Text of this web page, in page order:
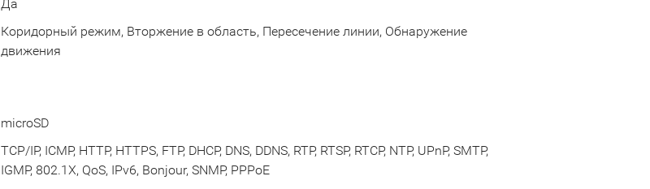
Да
Коридорный режим, Вторжение в область, Пересечение линии, Обнаружение
движения
microSD
TCP/IP, ICMP, HTTP, HTTPS, FTP, DHCP, DNS, DDNS, RTP, RTSP, RTCP, NTP, UPnP, SMTP,
IGMP, 802.1X, QoS, IPv6, Bonjour, SNMP, PPPoE